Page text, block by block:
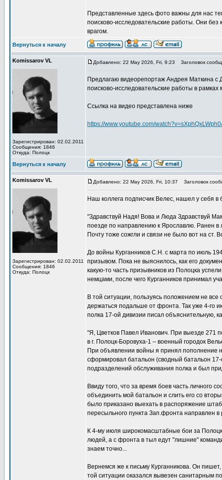
Представленные здесь фото важны для нас
поисково-исследовательские работы. Они без
врагом.
Вернуться к началу
Komissarov VL
Зарегистрирован: 02.02.2011
Сообщения: 1846
Откуда: Полоцк
Добавлено: 22 May 2026, Fri, 9:23 Заголовок
Предлагаю видеорепортаж Андрея Маткина с
поисково-исследовательские работы в
Ссылка на видео представлена ниже
https://www.youtube.com/
Вернуться к началу
Komissarov VL
Зарегистрирован: 02.02.2011
Сообщения: 1846
Откуда: Полоцк
Добавлено: 22 May 2026, Fri, 10:37 Заголовок
Наш коллега подписчик Велес, нашел у себя в
"Здравствуй Надя! Вова и Люда Здравствуй
поезде по направлению к Ярославлю. Ранен в
Почту тоже сожгли и связи не было вот на ст.
До войны Курганников С.Н. с марта по июль
призывом. Пока не выяснилось, как его
какую-то часть призывников из Полоцка
немцами, после чего Курганников принимал
В той ситуации, пользуясь положением не
держаться подальше от фронта. Так уже 4-го
полка 17-ой дивизии писал объяснительную,
"Я, Цветков Павел Иванович. При выезде 271
в г. Полоцк-Боровуха-1 – военный городок
При объявлении войны я принял пополнение
сформировал батальон (сводный батальон
подразделений обслуживания полка и был
Ввиду того, что за время боев часть личного
объединить мой батальон и слить его со
было приказано выехать в распоряжение
пересыльного пункта Зап.фронта направлен
К 4-му июля широкомасштабные бои за Полоцк
людей, а с фронта в тыл едут "лишние"
знаем точно...
Вернемся же к письму Курганникова. Он
той ситуации оказался вывезен санитарным